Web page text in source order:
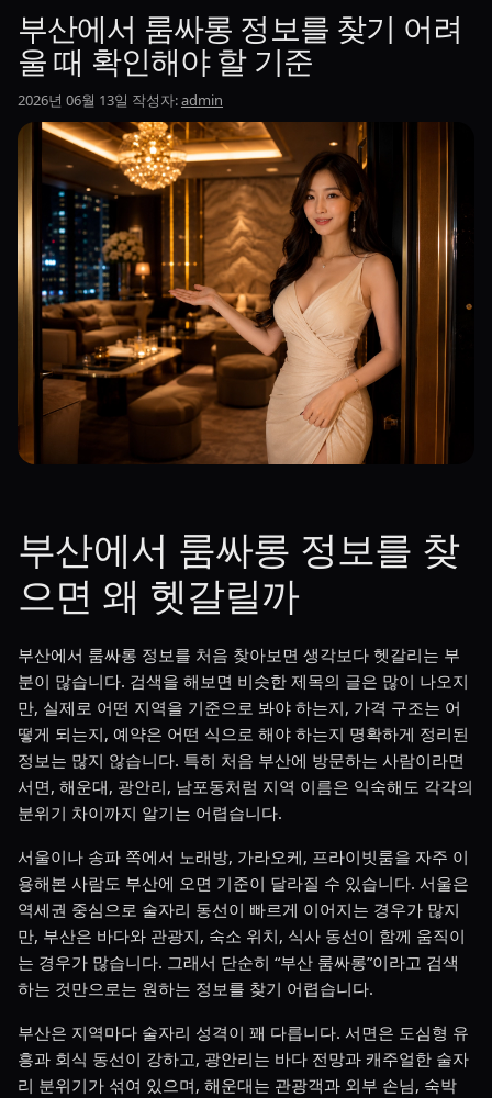
부산에서 룸싸롱 정보를 찾기 어려
울 때 확인해야 할 기준
2026년 06월 13일 작성자:admin
부산에서 룸싸롱 정보를 찾
으면 왜 헷갈릴까
부산에서 룸싸롱 정보를 처음 찾아보면 생각보다 헷갈리는 부
분이 많습니다. 검색을 해보면 비슷한 제목의 글은 많이 나오지
만, 실제로 어떤 지역을 기준으로 봐야 하는지, 가격 구조는 어
떻게 되는지, 예약은 어떤 식으로 해야 하는지 명확하게 정리된
정보는 많지 않습니다. 특히 처음 부산에 방문하는 사람이라면
서면, 해운대, 광안리, 남포동처럼 지역 이름은 익숙해도 각각의
분위기 차이까지 알기는 어렵습니다.
서울이나 송파 쪽에서 노래방, 가라오케, 프라이빗룸을 자주 이
용해본 사람도 부산에 오면 기준이 달라질 수 있습니다. 서울은
역세권 중심으로 술자리 동선이 빠르게 이어지는 경우가 많지
만, 부산은 바다와 관광지, 숙소 위치, 식사 동선이 함께 움직이
는 경우가 많습니다. 그래서 단순히 “부산 룸싸롱”이라고 검색
하는 것만으로는 원하는 정보를 찾기 어렵습니다.
부산은 지역마다 술자리 성격이 꽤 다릅니다. 서면은 도심형 유
흥과 회식 동선이 강하고, 광안리는 바다 전망과 캐주얼한 술자
리 분위기가 섞여 있으며, 해운대는 관광객과 외부 손님, 숙박